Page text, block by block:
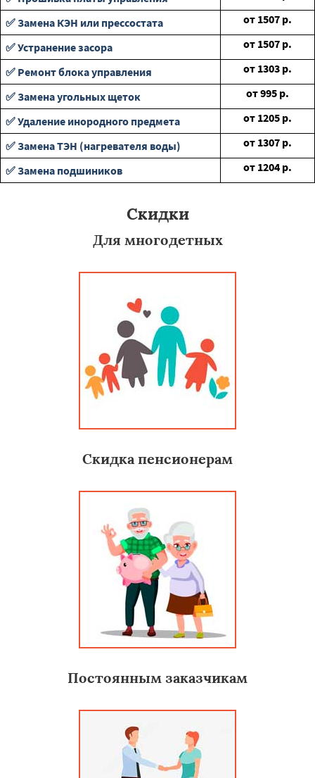
✅ Замена КЭН или прессостата
от 1507 р.
✅ Устранение засора
от 1507 р.
✅ Ремонт блока управления
от 1303 р.
✅ Замена угольных щеток
от995 р.
✅ Удаление инородного предмета
от 1205 р.
✅ Замена ТЭН (нагревателя воды)
от 1307 р.
✅ Замена подшиников
от 1204 р.
Скидки
Для многодетных
Скидка пенсионерам
Постоянным заказчикам